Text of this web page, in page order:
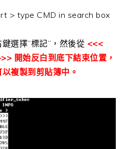
> type CMD in search box
選擇”標記”，然後從 <<<
開始反白到底下結束位置，
複製到剪貼簿中。